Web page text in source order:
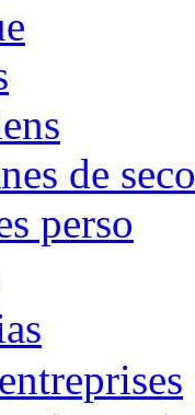
de
perso